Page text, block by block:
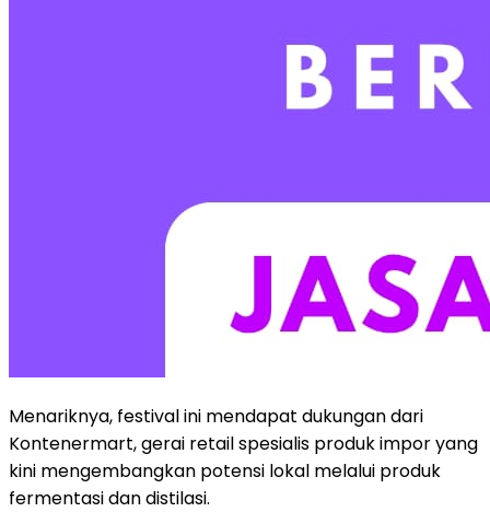
Menariknya, festival ini mendapat dukungan dari
Kontenermart, gerai retail spesialis produk impor yang
kini mengembangkan potensi lokal melalui produk
fermentasi dan distilasi.